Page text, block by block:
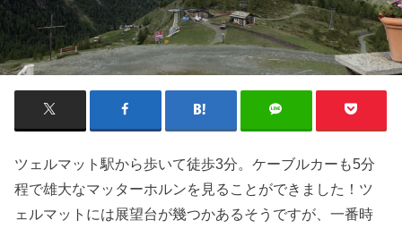
ツェルマット駅から歩いて徒歩3分。ケーブルカーも5分
程で雄大なマッターホルンを見ることができました！ツ
ェルマットには展望台が幾つかあるそうですが、一番時